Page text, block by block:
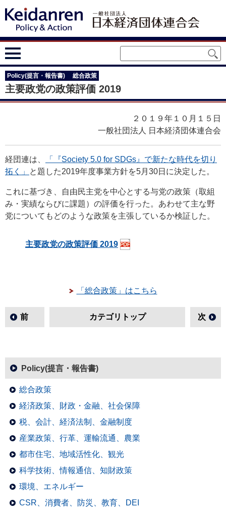
Policy(提言・報告書) 総合政策
主要政党の政策評価 2019
２０１９年１０月１５日
一般社団法人 日本経済団体連合会
経団連は、
「『Society 5.0 for SDGs』で新たな時代を切り
拓く」
と題した2019年度事業方針を5月30日に決定した。
これに基づき、自由民主党を中心とする与党の政策（取組
み・実績ならびに課題）の評価を行った。あわせて主な野
党についてもどのような政策を主張しているか検証した。
主要政党の政策評価 2019
「総合政策」はこちら
前 カテゴリトップ 次
Policy(提言・報告書)
総合政策
経済政策、財政・金融、社会保障
税、会計、経済法制、金融制度
産業政策、行革、運輸流通、農業
都市住宅、地域活性化、観光
科学技術、情報通信、知財政策
環境、エネルギー
CSR、消費者、防災、教育、DEI